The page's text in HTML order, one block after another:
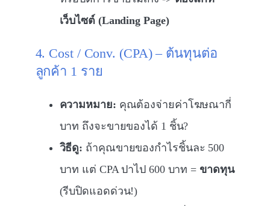
เว็บไซต์ (Landing Page)
4. Cost / Conv. (CPA) – ต้นทุนต่อ
ลูกค้า 1 ราย
ความหมาย: คุณต้องจ่ายค่าโฆษณากี่
บาท ถึงจะขายของได้ 1 ชิ้น?
วิธีดู: ถ้าคุณขายของกำไรชิ้นละ 500
บาท แต่ CPA ปาไป 600 บาท = ขาดทุน
(รีบปิดแอดด่วน!)